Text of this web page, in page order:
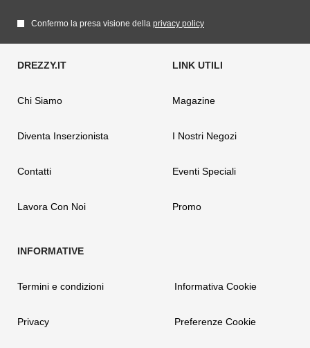
Confermo la presa visione della privacy policy
Chi Siamo
Diventa Inserzionista
Contatti
Lavora Con Noi
Magazine
I Nostri Negozi
Eventi Speciali
Promo
Termini e condizioni
Privacy
Informativa Cookie
Preferenze Cookie